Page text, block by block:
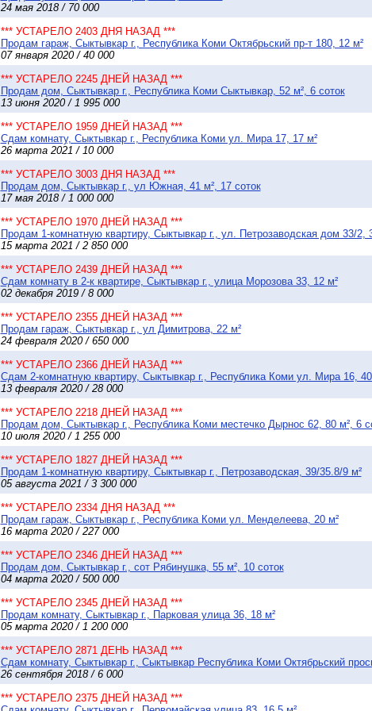
24 мая 2018 / 70 000
*** УСТАРЕЛО 2403 ДНЯ НАЗАД ***
Продам гараж, Сыктывкар г., Республика Коми Октябрьский пр-т 180, 12 м²
07 января 2020 / 40 000
*** УСТАРЕЛО 2245 ДНЕЙ НАЗАД ***
Продам дом, Сыктывкар г., Республика Коми Сыктывкар, 52 м², 6 соток
13 июня 2020 / 1 995 000
*** УСТАРЕЛО 1959 ДНЕЙ НАЗАД ***
Сдам комнату, Сыктывкар г., Республика Коми ул. Мира 17, 17 м²
26 марта 2021 / 10 000
*** УСТАРЕЛО 3003 ДНЯ НАЗАД ***
Продам дом, Сыктывкар г., ул Южная, 41 м², 17 соток
17 мая 2018 / 1 000 000
*** УСТАРЕЛО 1970 ДНЕЙ НАЗАД ***
Продам 1-комнатную квартиру, Сыктывкар г., ул. Петрозаводская дом 33/2,
15 марта 2021 / 2 850 000
*** УСТАРЕЛО 2439 ДНЕЙ НАЗАД ***
Сдам комнату в 2-к квартире, Сыктывкар г., улица Морозова 33, 12 м²
02 декабря 2019 / 8 000
*** УСТАРЕЛО 2355 ДНЕЙ НАЗАД ***
Продам гараж, Сыктывкар г., ул Димитрова, 22 м²
24 февраля 2020 / 650 000
*** УСТАРЕЛО 2366 ДНЕЙ НАЗАД ***
Сдам 2-комнатную квартиру, Сыктывкар г., Республика Коми ул. Мира 16,
13 февраля 2020 / 28 000
*** УСТАРЕЛО 2218 ДНЕЙ НАЗАД ***
Продам дом, Сыктывкар г., Республика Коми местечко Дырнос 62, 80 м², 6
10 июля 2020 / 1 255 000
*** УСТАРЕЛО 1827 ДНЕЙ НАЗАД ***
Продам 1-комнатную квартиру, Сыктывкар г., Петрозаводская, 39/35.8/9 м²
05 августа 2021 / 3 300 000
*** УСТАРЕЛО 2334 ДНЯ НАЗАД ***
Продам гараж, Сыктывкар г., Республика Коми ул. Менделеева, 20 м²
16 марта 2020 / 227 000
*** УСТАРЕЛО 2346 ДНЕЙ НАЗАД ***
Продам дом, Сыктывкар г., сот Рябинушка, 55 м², 10 соток
04 марта 2020 / 500 000
*** УСТАРЕЛО 2345 ДНЕЙ НАЗАД ***
Продам комнату, Сыктывкар г., Парковая улица 36, 18 м²
05 марта 2020 / 1 200 000
*** УСТАРЕЛО 2871 ДЕНЬ НАЗАД ***
Сдам комнату, Сыктывкар г., Сыктывкар Республика Коми Октябрьский
26 сентября 2018 / 6 000
*** УСТАРЕЛО 2375 ДНЕЙ НАЗАД ***